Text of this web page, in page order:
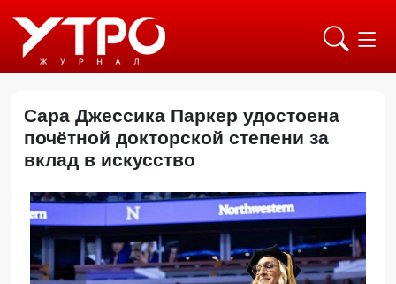
Сара Джессика Паркер удостоена
почётной докторской степени за
вклад в искусство